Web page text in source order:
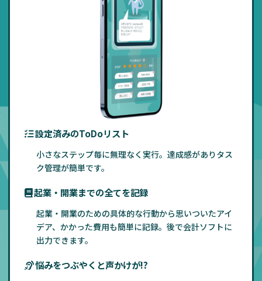
設定済みのToDoリスト
小さなステップ毎に無理なく実行。達成感がありタス
ク管理が簡単です。
起業・開業までの全てを記録
起業・開業のための具体的な行動から思いついたアイ
デア、かかった費用も簡単に記録。後で会計ソフトに
出力できます。
悩みをつぶやくと声かけが!?